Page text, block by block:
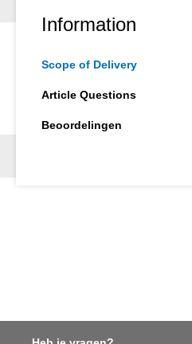
Information
Scope of Delivery
Article Questions
Beoordelingen